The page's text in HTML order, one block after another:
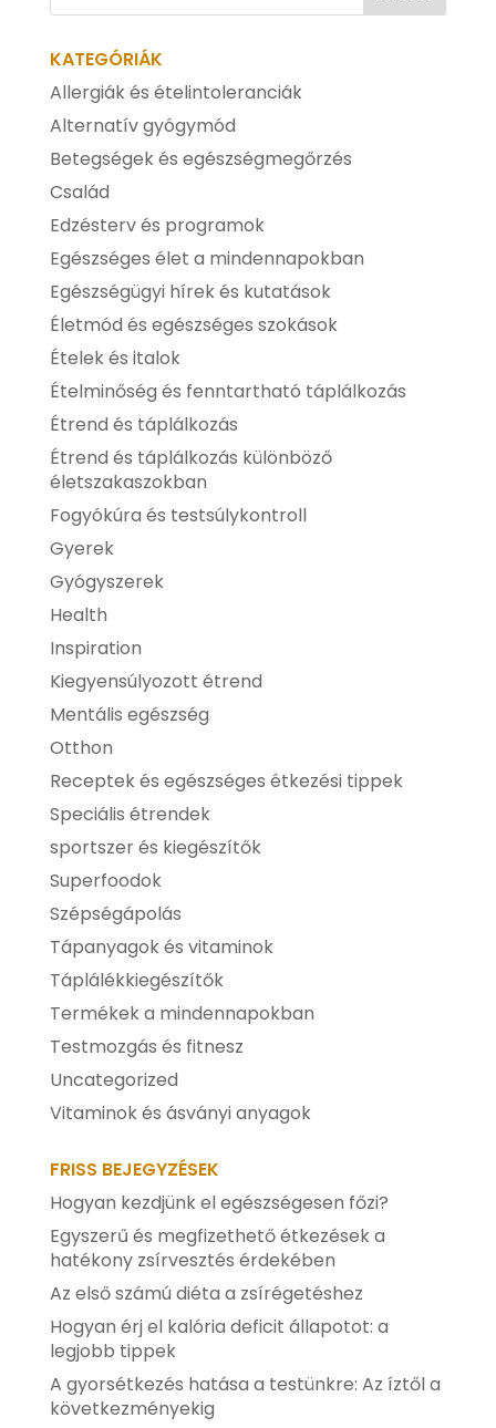
KATEGÓRIÁK
Allergiák és ételintoleranciák
Alternatív gyógymód
Betegségek és egészségmegőrzés
Család
Edzésterv és programok
Egészséges élet a mindennapokban
Egészségügyi hírek és kutatások
Életmód és egészséges szokások
Ételek és italok
Ételminőség és fenntartható táplálkozás
Étrend és táplálkozás
Étrend és táplálkozás különböző
életszakaszokban
Fogyókúra és testsúlykontroll
Gyerek
Gyógyszerek
Health
Inspiration
Kiegyensúlyozott étrend
Mentális egészség
Otthon
Receptek és egészséges étkezési tippek
Speciális étrendek
sportszer és kiegészítők
Superfoodok
Szépségápolás
Tápanyagok és vitaminok
Táplálékkiegészítők
Termékek a mindennapokban
Testmozgás és fitnesz
Uncategorized
Vitaminok és ásványi anyagok
FRISS BEJEGYZÉSEK
Hogyan kezdjünk el egészségesen főzi?
Egyszerű és megfizethető étkezések a
hatékony zsírvesztés érdekében
Az első számú diéta a zsírégetéshez
Hogyan érj el kalória deficit állapotot: a
legjobb tippek
A gyorsétkezés hatása a testünkre: Az íztől a
következményekig